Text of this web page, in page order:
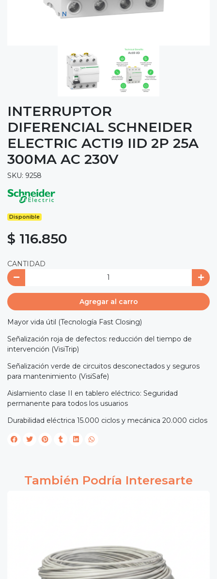
INTERRUPTOR
DIFERENCIAL SCHNEIDER
ELECTRIC ACTI9 IID 2P 25A
300MA AC 230V
SKU: 9258
Disponible
$ 116.850
CANTIDAD
Agregar al carro
Mayor vida útil (Tecnología Fast Closing)
Señalización roja de defectos: reducción del tiempo de
intervención (VisiTrip)
Señalización verde de circuitos desconectados y seguros
para mantenimiento (VisiSafe)
Aislamiento clase II en tablero eléctrico: Seguridad
permanente para todos los usuarios
Durabilidad eléctrica 15.000 ciclos y mecánica 20.000 ciclos
También Podría Interesarte